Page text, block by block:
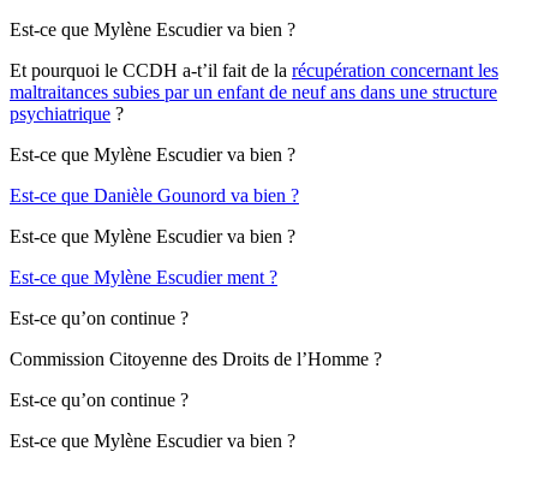
Est-ce que Mylène Escudier va bien ?
Et pourquoi le CCDH a-t’il fait de la récupération concernant les
maltraitances subies par un enfant de neuf ans dans une structure
psychiatrique ?
Est-ce que Mylène Escudier va bien ?
Est-ce que Danièle Gounord va bien ?
Est-ce que Mylène Escudier va bien ?
Est-ce que Mylène Escudier ment ?
Est-ce qu’on continue ?
Commission Citoyenne des Droits de l’Homme ?
Est-ce qu’on continue ?
Est-ce que Mylène Escudier va bien ?